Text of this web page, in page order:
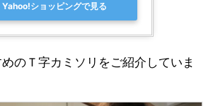
Yahoo!ショッピングで見る
のＴ字カミソリをご紹介していま